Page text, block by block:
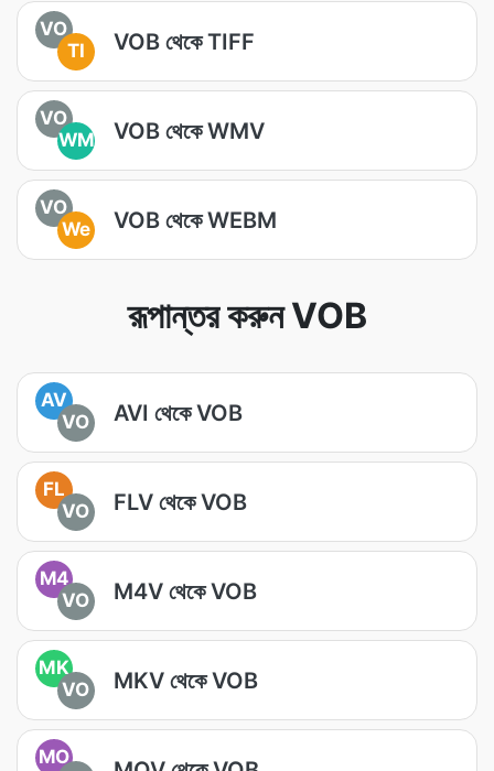
VO
TI
VOB থেকে TIFF
VO
WM
VOB থেকে WMV
VO
We
VOB থেকে WEBM
রূপান্তর করুন VOB
AV
VO
AVI থেকে VOB
FL
VO
FLV থেকে VOB
M4
VO
M4V থেকে VOB
MK
VO
MKV থেকে VOB
MO